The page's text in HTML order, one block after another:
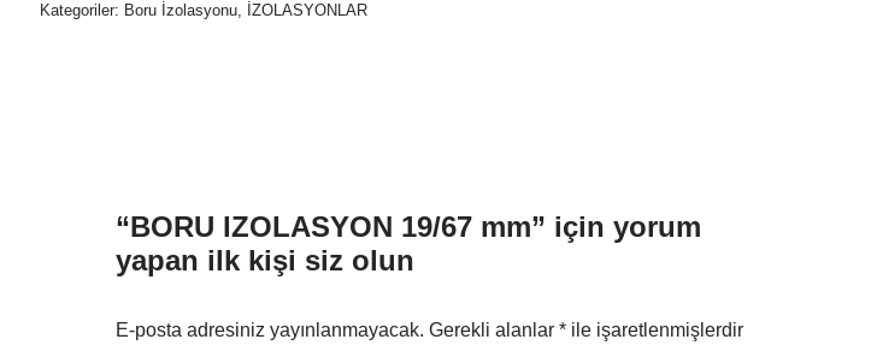
Kategoriler: Boru İzolasyonu, İZOLASYONLAR
“BORU IZOLASYON 19/67 mm” için yorum
yapan ilk kişi siz olun
E-posta adresiniz yayınlanmayacak. Gerekli alanlar * ile işaretlenmişlerdir